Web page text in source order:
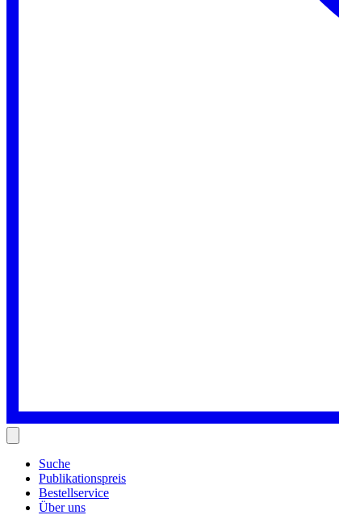
Suche
Publikationspreis
Bestellservice
Über uns